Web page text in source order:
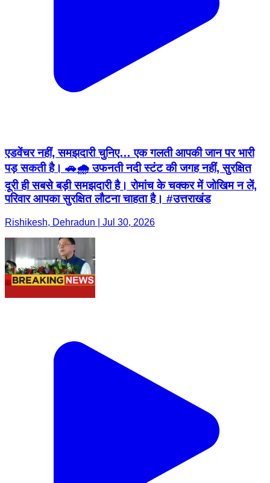
एडवेंचर नहीं, समझदारी चुनिए… एक गलती आपकी जान पर भारी
पड़ सकती है। 🚗🌧️ उफनती नदी स्टंट की जगह नहीं, सुरक्षित
दूरी ही सबसे बड़ी समझदारी है। रोमांच के चक्कर में जोखिम न लें,
परिवार आपका सुरक्षित लौटना चाहता है। #उत्तराखंड
Rishikesh, Dehradun | Jul 30, 2026